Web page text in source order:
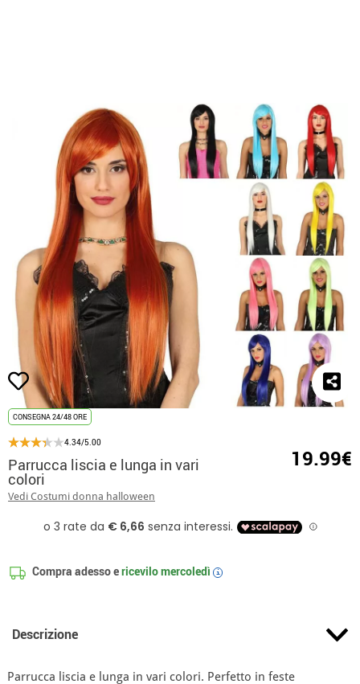
CONSEGNA 24/48 ORE
4.34/5.00
Parrucca liscia e lunga in vari
colori
Vedi Costumi donna halloween
19.99€
Compra adesso ericevilomercoledì i
Descrizione
Parrucca liscia e lunga in vari colori. Perfetto in feste